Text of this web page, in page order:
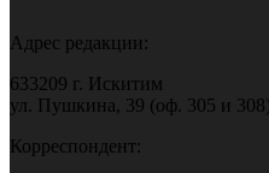
Адрес редакции:
633209 г. Искитим
ул. Пушкина, 39 (оф. 305 и 308)
Корреспондент: